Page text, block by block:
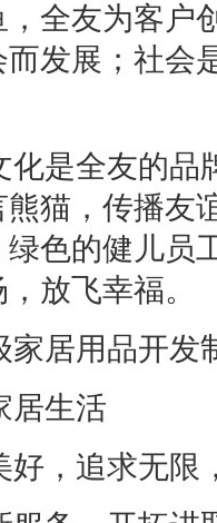
全友为客户
发展；社会
化是全友的品
猫，传播友
色的健儿员
放飞幸福。
家居用品开发
居生活
好，追求无限